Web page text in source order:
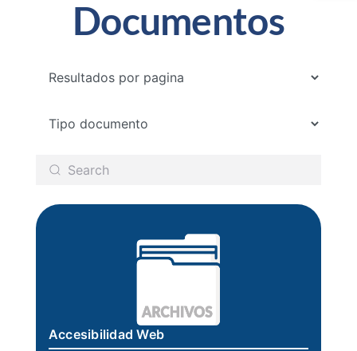
Atención a la ciudadania
Documentos
Accesibilidad Web